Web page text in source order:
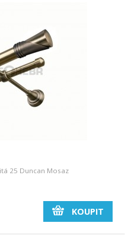
25 Duncan Mosaz
KOUPIT